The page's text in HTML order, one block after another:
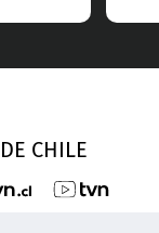
CHILE